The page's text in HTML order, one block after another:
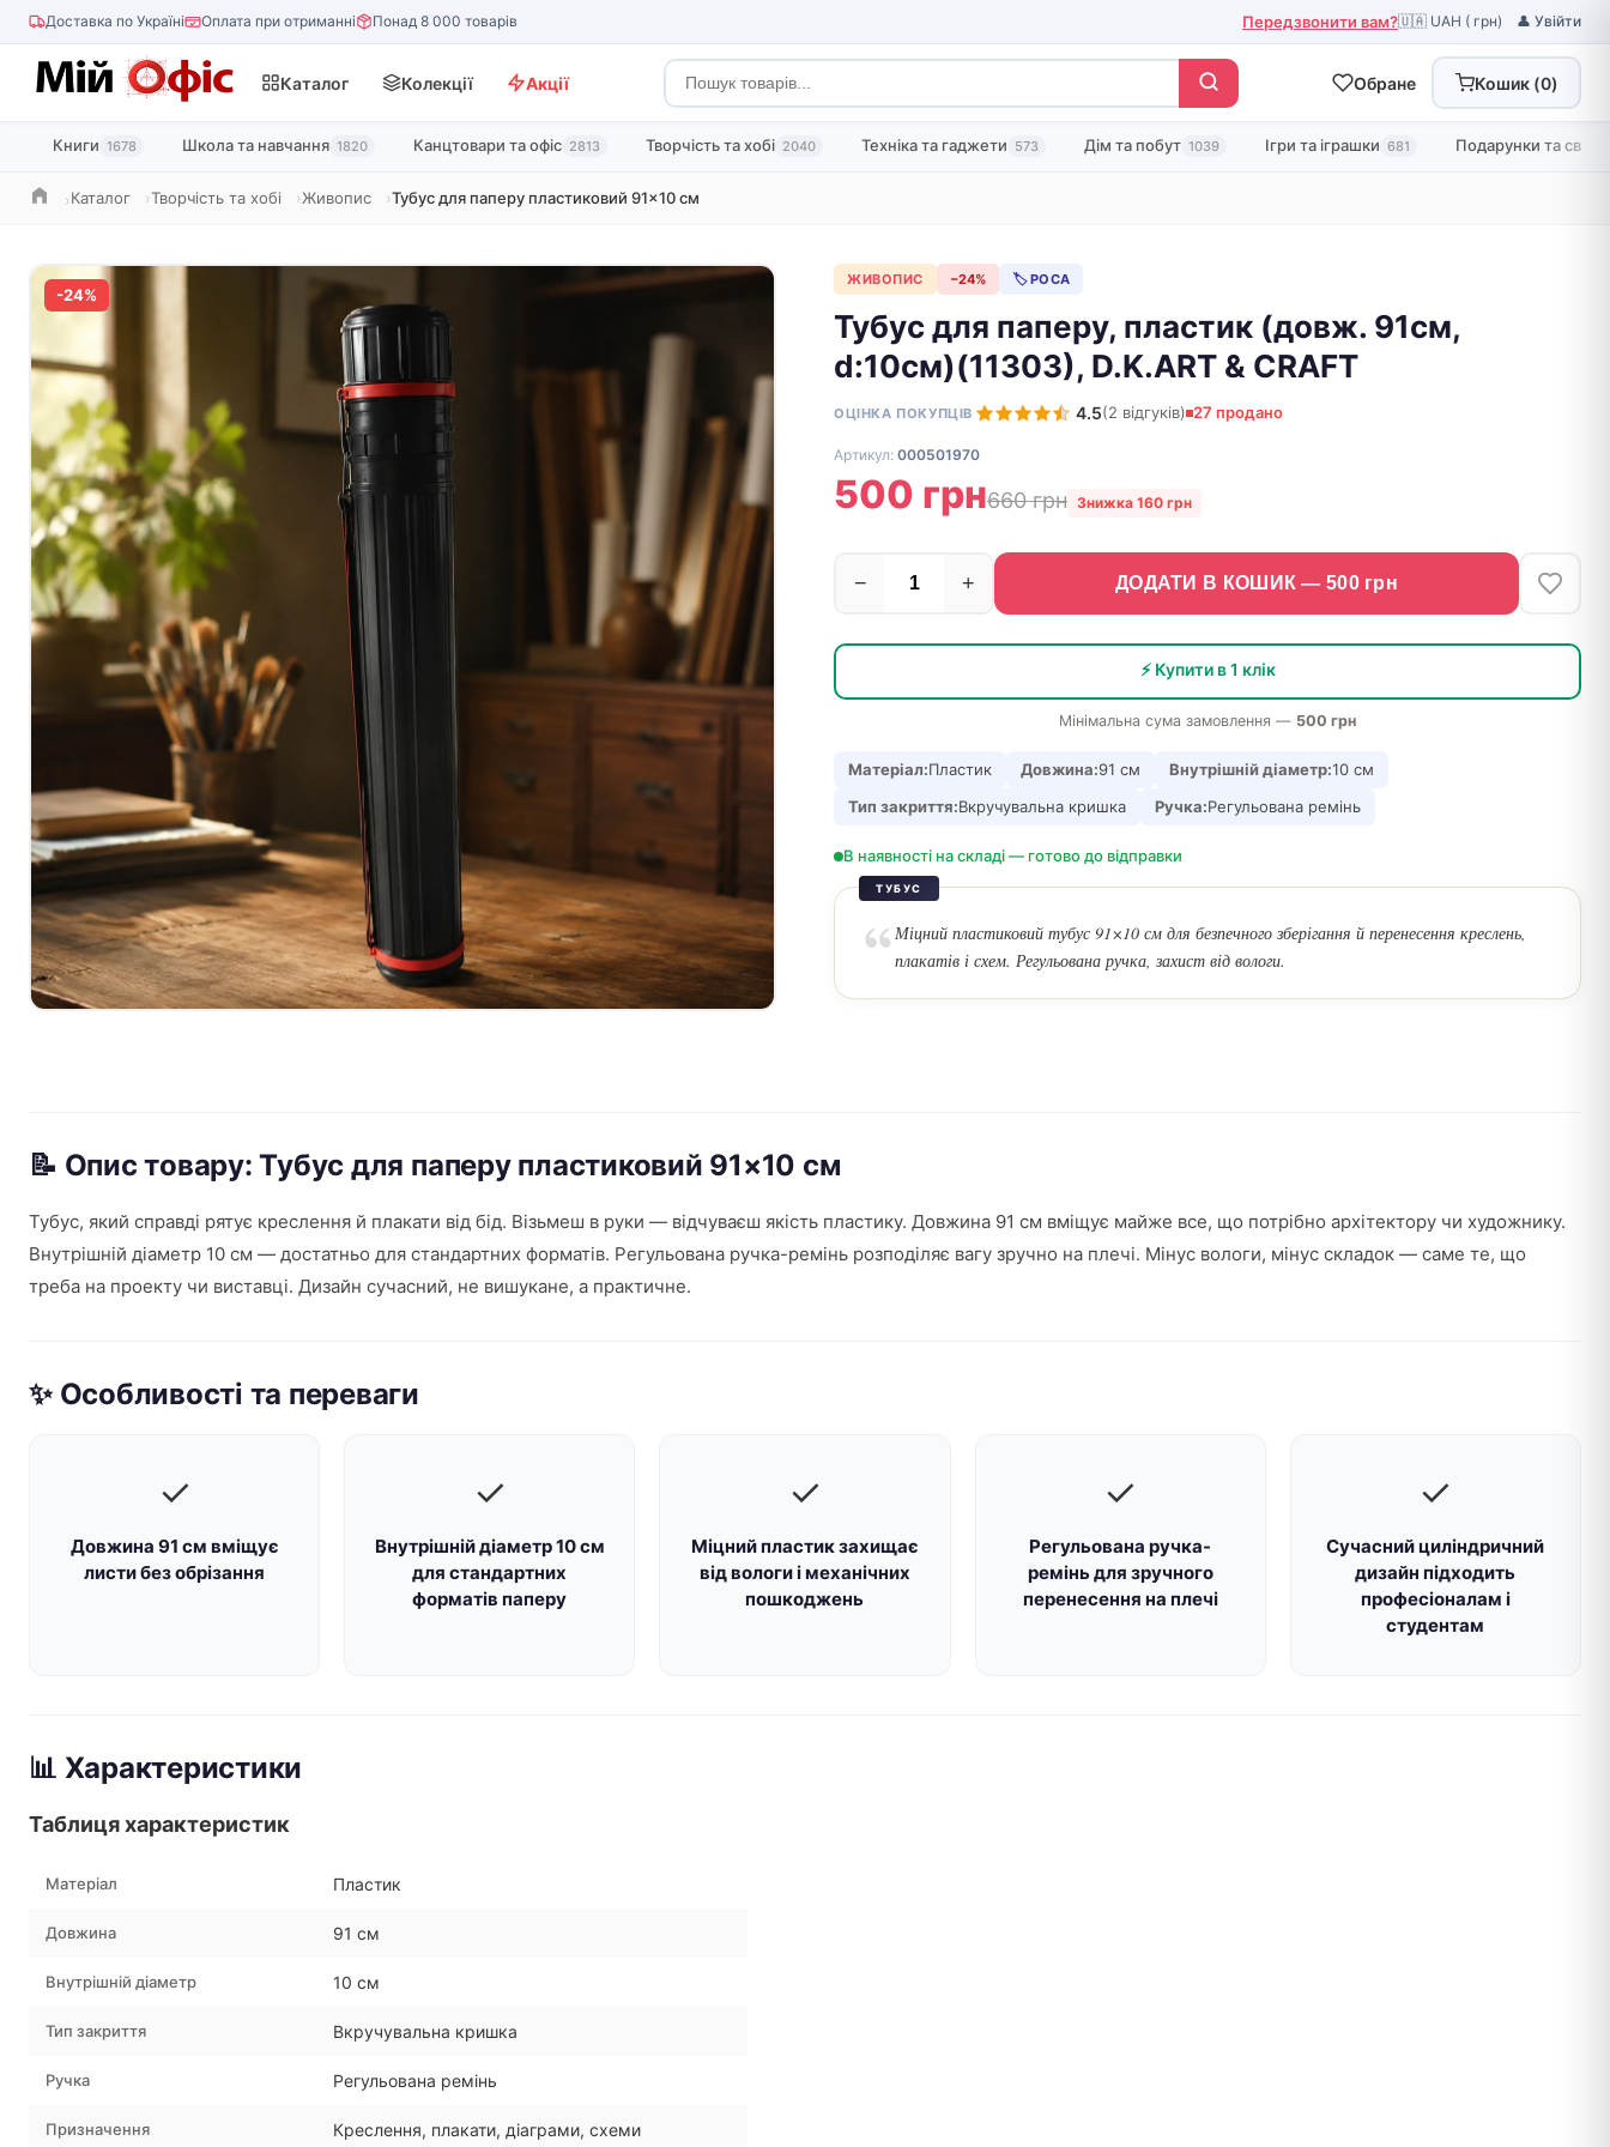
Доставка по Україні Оплата при отриманні Понад 8 000 товарів Передзвонити вам?🇺🇦 UAH ( грн) 👤 Увійти
Каталог Колекції Акції Обране Кошик (0)
Книги 1678 Школа та навчання 1820 Канцтовари та офіс 2813 Творчість та хобі 2040 Техніка та гаджети 573 Дім та побут 1039 Ігри та іграшки 681 Подарунки та свята
ГоловнаКаталог Творчість та хобі Живопис Тубус для паперу пластиковий 91×10 см
-24%
ЖИВОПИС −24% 🏷 РОСА
Тубус для паперу, пластик (довж. 91см,
d:10cм)(11303), D.K.ART & CRAFT
ОЦІНКА ПОКУПЦІВ 4.5(2 відгуків) 27 продано
Артикул: 000501970
500 грн660 грн Знижка 160 грн
− + ДОДАТИ В КОШИК — 500грн
⚡ Купити в 1 клік
Мінімальна сума замовлення — 500 грн
Матеріал:Пластик Довжина:91 см Внутрішній діаметр:10 см
Тип закриття:Вкручувальна кришка Ручка:Регульована ремінь
В наявності на складі — готово до відправки
ТУБУС
Міцний пластиковий тубус 91×10 см для безпечного зберігання й перенесення креслень,
плакатів і схем. Регульована ручка, захист від вологи.
📝 Опис товару: Тубус для паперу пластиковий 91×10 см
Тубус, який справді рятує креслення й плакати від бід. Візьмеш в руки — відчуваєш якість пластику. Довжина 91 см вміщує майже все, що потрібно архітектору чи художнику.
Внутрішній діаметр 10 см — достатньо для стандартних форматів. Регульована ручка-ремінь розподіляє вагу зручно на плечі. Мінус вологи, мінус складок — саме те, що
треба на проекту чи виставці. Дизайн сучасний, не вишукане, а практичне.
✨ Особливості та переваги
✓
Довжина 91 см вміщує
листи без обрізання
✓
Внутрішній діаметр 10 см
для стандартних
форматів паперу
✓
Міцний пластик захищає
від вологи і механічних
пошкоджень
✓
Регульована ручка-
ремінь для зручного
перенесення на плечі
✓
Сучасний циліндричний
дизайн підходить
професіоналам і
студентам
📊 Характеристики
Таблиця характеристик
Матеріал Пластик
Довжина 91 см
Внутрішній діаметр 10 см
Тип закриття Вкручувальна кришка
Ручка Регульована ремінь
Призначення Креслення, плакати, діаграми, схеми